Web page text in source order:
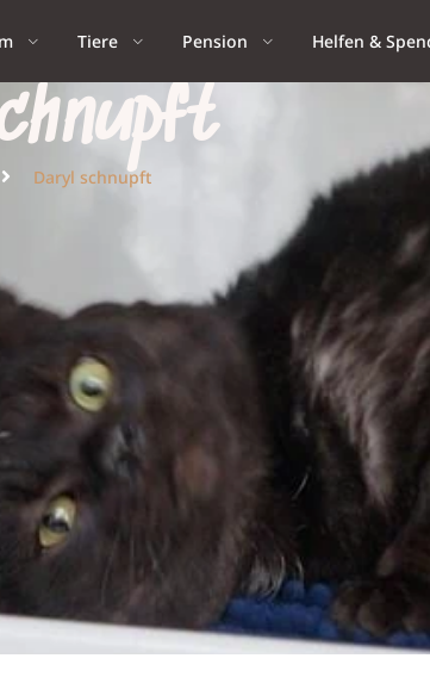
Tiere Pension Helfen &
Daryl schnupft